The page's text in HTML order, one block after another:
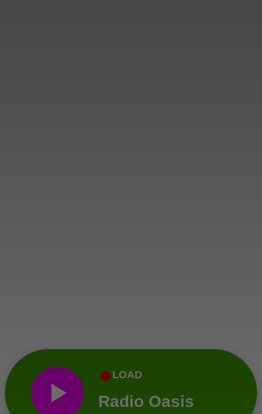
● LOAD
Radio Oasis